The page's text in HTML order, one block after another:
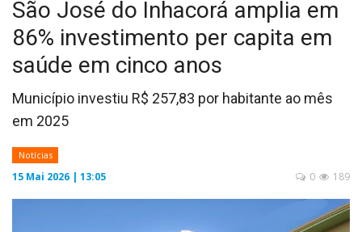
LOGIN
CADASTRAR
CADERNO S
JORNAL DIGITAL
São José do Inhacorá amplia em
86% investimento per capita em
saúde em cinco anos
Município investiu R$ 257,83 por habitante ao mês
em 2025
Notícias
15 Mai 2026 | 13:05 189
0